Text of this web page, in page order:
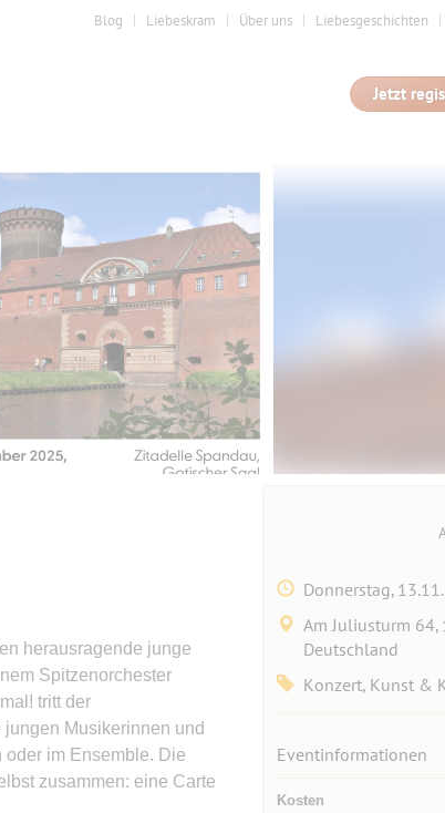
Blog Liebeskram Über uns Liebesgeschichten
Jetzt
herausragende junge
Spitzenorchester
tritt der
Musikerinnen und
oder im Ensemble. Die
zusammen: eine Carte
Donnerstag,
Am Juliusturm 64,
Deutschland
Konzert, Kunst &
Eventinformationen
Kosten